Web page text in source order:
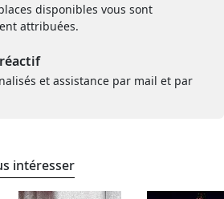
disponibles vous sont
attribuées.
et assistance par mail et par
intéresser